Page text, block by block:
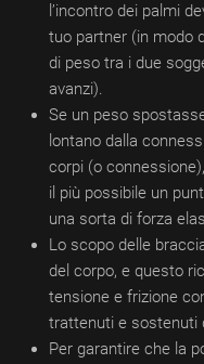
l’incontro dei palmi
tuo partner (in modo
di peso tra i due
avanzi).
Se un peso
lontano dalla
corpi (o
il più possibile un
una sorta di forza
Lo scopo delle
del corpo, e questo
tensione e frizione
trattenuti e sostenuti
Per garantire che la